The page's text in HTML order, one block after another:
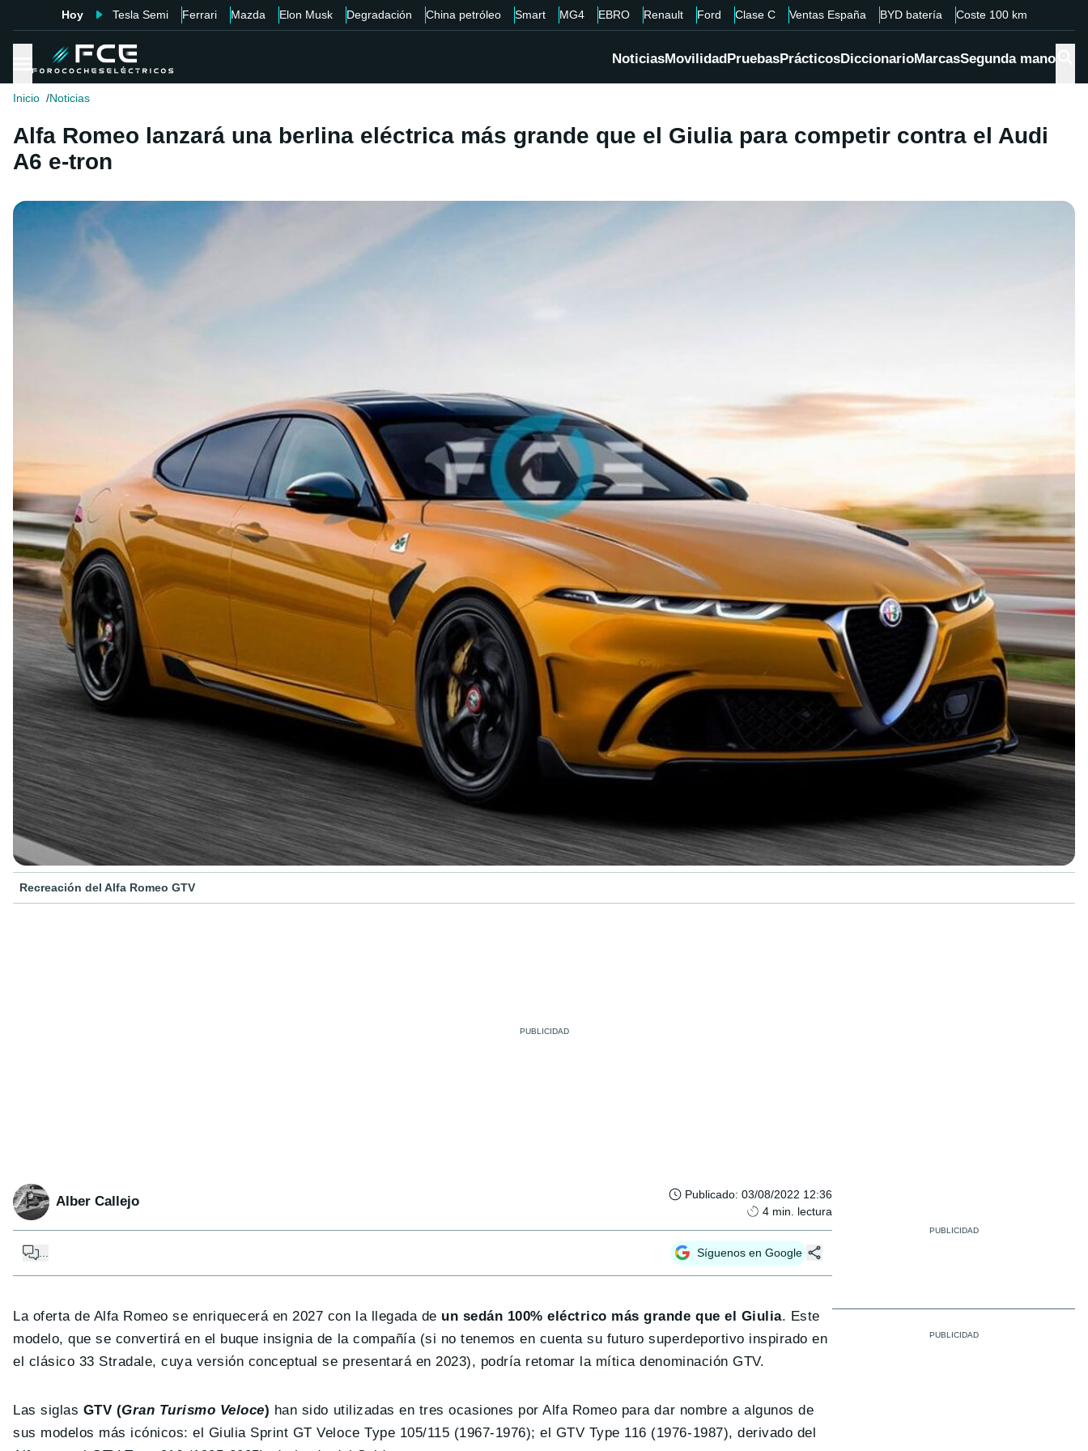
Hoy Tesla Semi Ferrari Mazda Elon Musk Degradación China petróleo Smart MG4 EBRO Renault Ford Clase C Ventas España BYD batería Coste 100 km
NoticiasMovilidadPruebasPrácticosDiccionarioMarcasSegunda mano
Inicio Noticias
Alfa Romeo lanzará una berlina eléctrica más grande que el Giulia para competir contra el Audi
A6 e-tron
Recreación del Alfa Romeo GTV
Alber Callejo Publicado: 03/08/2022 12:36
4 min. lectura
Síguenos en Google
La oferta de Alfa Romeo se enriquecerá en 2027 con la llegada de un sedán 100% eléctrico más grande que el Giulia. Este
modelo, que se convertirá en el buque insignia de la compañía (si no tenemos en cuenta su futuro superdeportivo inspirado en
el clásico 33 Stradale, cuya versión conceptual se presentará en 2023), podría retomar la mítica denominación GTV.
Las siglas GTV (Gran Turismo Veloce) han sido utilizadas en tres ocasiones por Alfa Romeo para dar nombre a algunos de
sus modelos más icónicos: el Giulia Sprint GT Veloce Type 105/115 (1967-1976); el GTV Type 116 (1976-1987), derivado del